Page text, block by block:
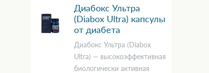
Диабокс Ультра
(Diabox Ultra) капсулы
от диабета
Диабокс Ультра (Diabox
Ultra) — высокоэффективная
биологически активная